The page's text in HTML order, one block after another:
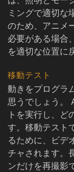
ミングで適切な
のため、アニメ
必要がある場合
を適切な位置に
移動テスト
動きをプログラ
思うでしょう。
トを実行し、ど
す。移動テスト
るために、ビデ
チャされます。
ンだけを再撮影